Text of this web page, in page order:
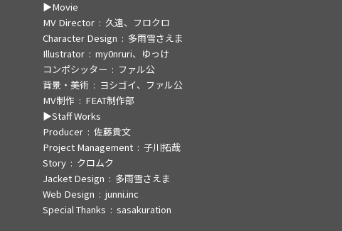
Movie
MV Director
久遠、フロクロ
Character Design
多雨雪さえま
Illustrator
my0nruri、ゆっけ
コンポシッター
ファル公
背景・美術
ヨシゴイ、ファル公
MV制作
FEAT制作部
Staff Works
Producer
佐藤貴文
Project Management
子川拓哉
Story
クロムク
Jacket Design
多雨雪さえま
Web Design
junni.inc
Special Thanks
sasakuration